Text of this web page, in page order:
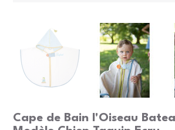
Cape de Bain l'Oiseau